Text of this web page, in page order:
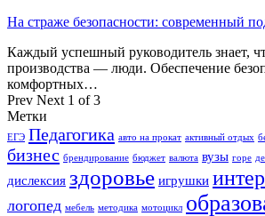
На страже безопасности: современный
Каждый успешный руководитель знает,
производства — люди. Обеспечение
комфортных…
Prev Next 1 of 3
Метки
ЕГЭ Педагогика авто на прокат активный отдых
бизнес брендирование бюджет валюта вузы горе
дислексия здоровье игрушки
логопед мебель методика мотоцикл